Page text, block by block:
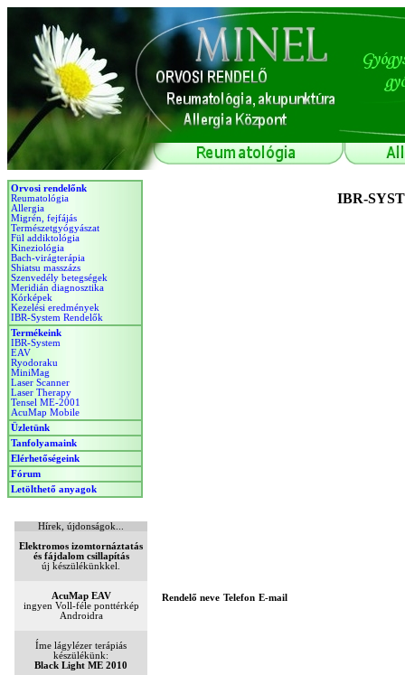
Orvosi rendelőnk
Reumatológia
Allergia
Migrén, fejfájás
Természetgyógyászat
Fül addiktológia
Kineziológia
Bach-virágterápia
Shiatsu masszázs
Szenvedély betegségek
Meridián diagnosztika
Kórképek
Kezelési eredmények
IBR-System Rendelők
Termékeink
IBR-System
EAV
Ryodoraku
MiniMag
Laser Scanner
Laser Therapy
Tensel ME-2001
AcuMap Mobile
Üzletünk
Tanfolyamaink
Elérhetőségeink
Fórum
Letölthető anyagok